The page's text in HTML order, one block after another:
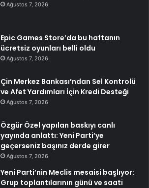
Ağustos 7, 2026
Epic Games Store’da bu haftanın
ücretsiz oyunları belli oldu
Ağustos 7, 2026
Çin Merkez Bankası’ndan Sel Kontrolü
ve Afet Yardımları İçin Kredi Desteği
Ağustos 7, 2026
Özgür Özel yapılan baskıyı canlı
yayında anlattı: Yeni Parti’ye
geçerseniz başınız derde girer
Ağustos 7, 2026
Yeni Parti’nin Meclis mesaisi başlıyor:
Grup toplantılarının günü ve saati